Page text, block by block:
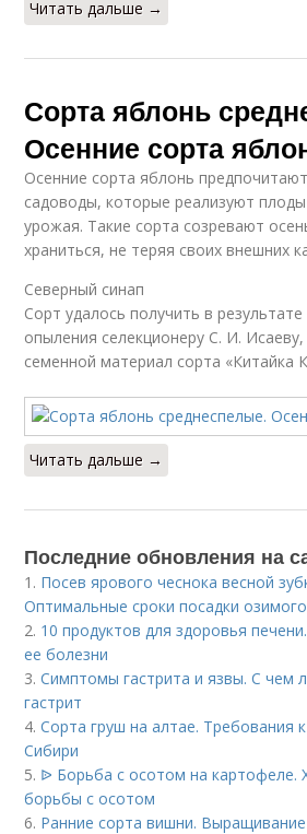
Читать дальше →
Сорта яблонь
Осенние сорта
Осенние сорта яблонь
садоводы, которые реализуют
урожая. Такие сорта созревают
храниться, не теряя своих внешних
Северный синап
Сорт удалось получить в
опыления селекционеру С. И.
семенной материал сорта «Китайка
Читать дальше →
Последние обновления на
1. Посев ярового чеснока весной
Оптимальные сроки посадки
2. 10 продуктов для здоровья
ее болезни
3.Симптомы гастрита и язвы. С чем
гастрит
4.Сорта груш на алтае. Требования
Сибири
5. ᐉ Борьба с осотом на картофеле.
борьбы с осотом
6. Ранние сорта вишни.